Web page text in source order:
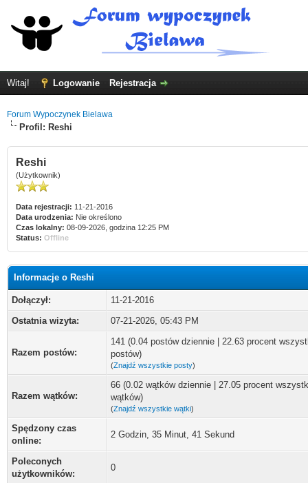
Witaj! Logowanie Rejestracja
Forum Wypoczynek Bielawa
Profil: Reshi
Reshi
(Użytkownik)
Data rejestracji: 11-21-2016
Data urodzenia: Nie określono
Czas lokalny: 08-09-2026, godzina 12:25 PM
Status: Offline
Informacje o Reshi
Dołączył:
11-21-2016
Ostatnia wizyta:
07-21-2026, 05:43 PM
Razem postów:
141 (0.04 postów dziennie | 22.63 procent
postów)
(Znajdź wszystkie posty)
Razem wątków:
66 (0.02 wątków dziennie | 27.05 procent
wątków)
(Znajdź wszystkie wątki)
Spędzony czas
online:
2 Godzin, 35 Minut, 41 Sekund
Poleconych
użytkowników:
0